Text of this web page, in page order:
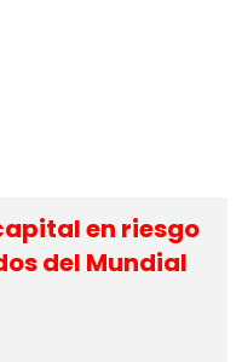
capital en riesgo
del Mundial